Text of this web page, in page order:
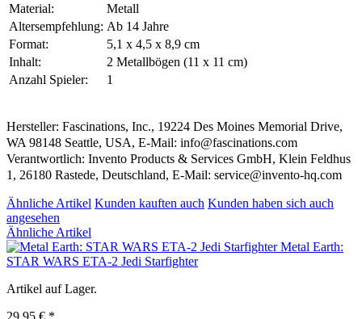
Material:
Metall
Altersempfehlung: Ab 14 Jahre
Format:
5,1 x 4,5 x 8,9 cm
Inhalt:
2 Metallbögen (11 x 11 cm)
Anzahl Spieler:
1
Hersteller: Fascinations, Inc., 19224 Des Moines Memorial Drive,
WA 98148 Seattle, USA, E-Mail: info@fascinations.com
Verantwortlich: Invento Products & Services GmbH, Klein Feldhus
1, 26180 Rastede, Deutschland, E-Mail: service@invento-hq.com
Ähnliche Artikel Kunden kauften auch Kunden haben sich auch
angesehen
Ähnliche Artikel
Metal Earth:
STAR WARS ETA-2 Jedi Starfighter
Artikel auf Lager.